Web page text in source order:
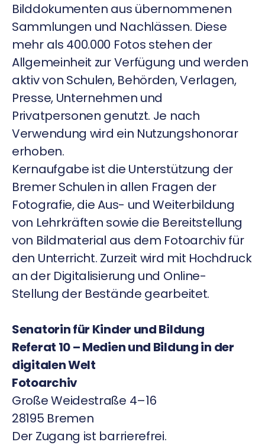
Bilddokumenten aus übernommenen
Sammlungen und Nachlässen. Diese
mehr als 400.000 Fotos stehen der
Allgemeinheit zur Verfügung und werden
aktiv von Schulen, Behörden, Verlagen,
Presse, Unternehmen und
Privatpersonen genutzt. Je nach
Verwendung wird ein Nutzungshonorar
erhoben.
Kernaufgabe ist die Unterstützung der
Bremer Schulen in allen Fragen der
Fotografie, die Aus- und Weiterbildung
von Lehrkräften sowie die Bereitstellung
von Bildmaterial aus dem Fotoarchiv für
den Unterricht. Zurzeit wird mit Hochdruck
an der Digitalisierung und Online-
Stellung der Bestände gearbeitet.
Senatorin für Kinder und Bildung
Referat 10 – Medien und Bildung in der
digitalen Welt
Fotoarchiv
Große Weidestraße 4–16
28195 Bremen
Der Zugang ist barrierefrei.